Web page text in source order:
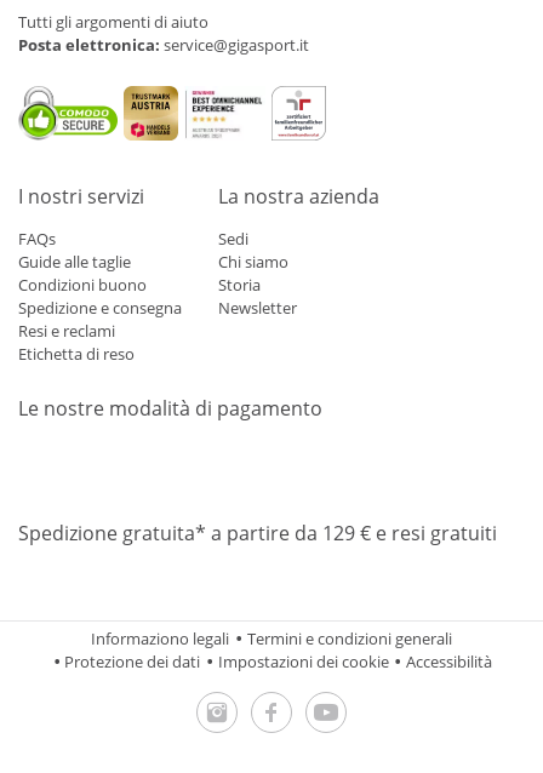
Tutti gli argomenti di aiuto
Posta elettronica: service@gigasport.it
I nostri servizi
FAQs
Guide alle taglie
Condizioni buono
Spedizione e consegna
Resi e reclami
Etichetta di reso
La nostra azienda
Sedi
Chi siamo
Storia
Newsletter
Le nostre modalità di pagamento
Spedizione gratuita* a partire da 129 € e resi gratuiti
Informaziono legali
Termini e condizioni generali
Protezione dei dati
Impostazioni dei cookie Accessibilità